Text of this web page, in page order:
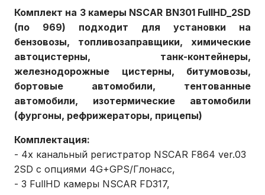
Комплект на 3 камеры NSCAR BN301 FullHD_2SD
(по 969) подходит для установки на
бензовозы, топливозаправщики, химические
автоцистерны, танк-контейнеры,
железнодорожные цистерны, битумовозы,
бортовые автомобили, тентованные
автомобили, изотермические автомобили
(фургоны, рефрижераторы, прицепы)
Комплектация:
- 4х канальный регистратор NSCAR F864 ver.03
2SD с опциями 4G+GPS/Глонасс,
- 3 FullHD камеры NSCAR FD317,